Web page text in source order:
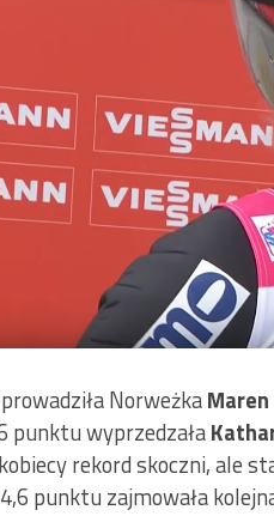
Norweżka
punktu wyprzedzała
rekord skoczni, ale
punktu zajmowała